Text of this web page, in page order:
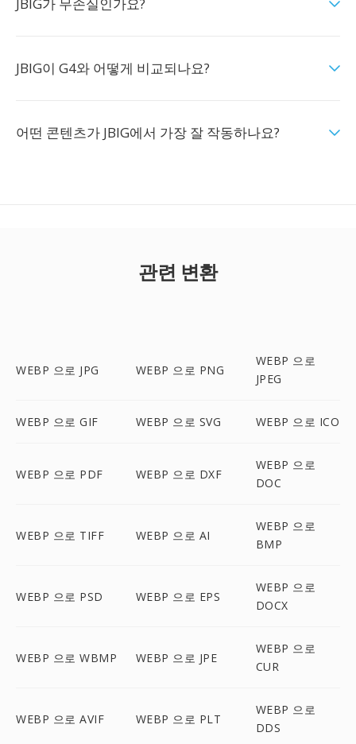
JBIG이 G4와 어떻게 비교되나요?
어떤 콘텐츠가 JBIG에서 가장 잘 작동하나요?
관련 변환
WEBP 으로 JPG WEBP 으로 PNG
WEBP 으로
JPEG
WEBP 으로 GIF WEBP 으로 SVG WEBP 으로 ICO
WEBP 으로 PDF WEBP 으로 DXF
WEBP 으로
DOC
WEBP 으로 TIFF WEBP 으로 AI
WEBP 으로
BMP
WEBP 으로 PSD WEBP 으로 EPS
WEBP 으로
DOCX
WEBP 으로 WBMP WEBP 으로 JPE
WEBP 으로
CUR
WEBP 으로 AVIF WEBP 으로 PLT
WEBP 으로
DDS